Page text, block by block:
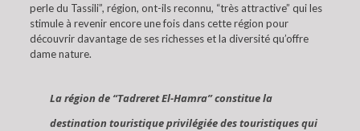
perle du Tassili”, région, ont-ils reconnu, “très attractive” qui les
stimule à revenir encore une fois dans cette région pour
découvrir davantage de ses richesses et la diversité qu’offre
dame nature.
La région de “Tadreret El-Hamra” constitue la
destination touristique privilégiée des touristiques qui